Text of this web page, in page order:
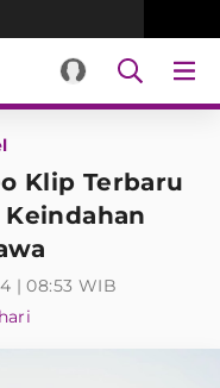
Klip Terbaru
| 08:53 WIB